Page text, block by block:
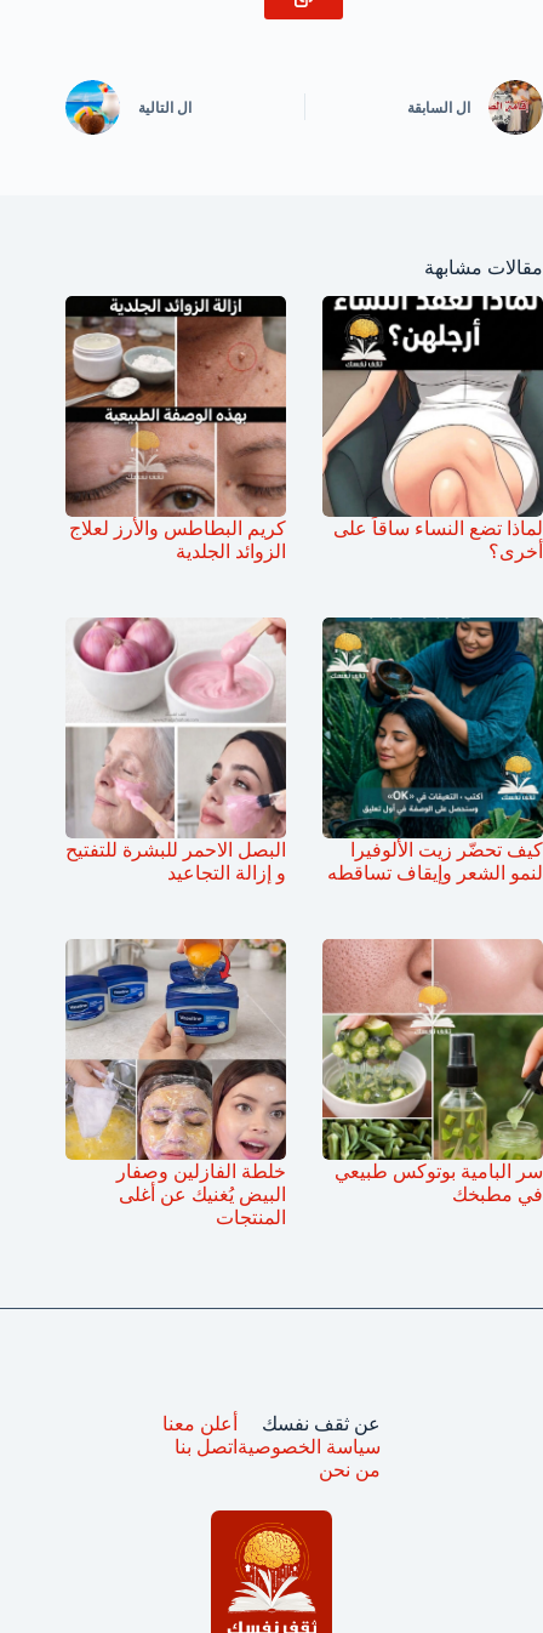
ال السابقة ال التالية
مقالات مشابهة
لماذا تضع النساء ساقاً على
أخرى؟
كريم البطاطس والأرز لعلاج
الزوائد الجلدية
كيف تحضّر زيت الألوفيرا
لنمو الشعر وإيقاف تساقطه
البصل الاحمر للبشرة للتفتيح
و إزالة التجاعيد
سر البامية بوتوكس طبيعي
في مطبخك
خلطة الفازلين وصفار
البيض يُغنيك عن أغلى
المنتجات
عن ثقف نفسك
سياسة الخصوصية
من نحن
أعلن معنا
اتصل بنا